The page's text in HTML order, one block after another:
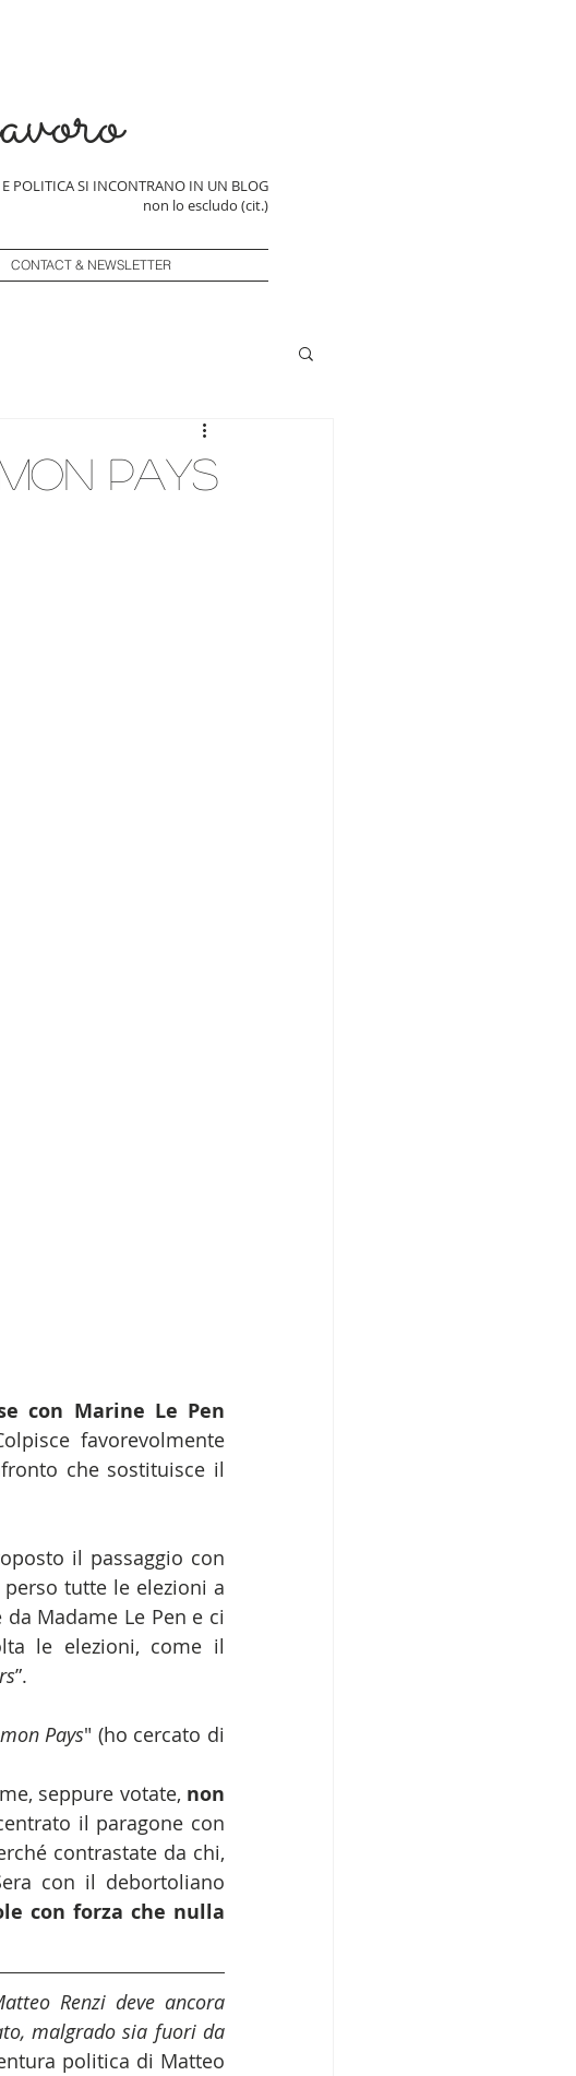
E POLITICA SI INCONTRANO IN UN BLOG
non lo escludo (cit.)
CONTACT & NEWSLETTER
Pays
con Marine Le Pen
favorevolmente
che sostituisce il
il passaggio con
tutte le elezioni a
Madame Le Pen e ci
le elezioni, come il
”.
Pays" (ho cercato di
seppure votate, non
il paragone con
contrastate da chi,
con il debortoliano
con forza che nulla
Renzi deve ancora
malgrado sia fuori da
politica di Matteo